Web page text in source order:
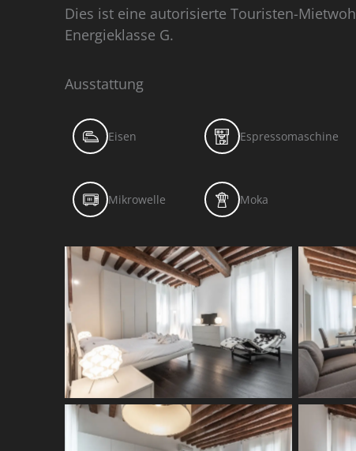
Dies ist eine autorisierte Touristen-
Energieklasse G.
Ausstattung
Eisen Espressomaschine
Mikrowelle Moka